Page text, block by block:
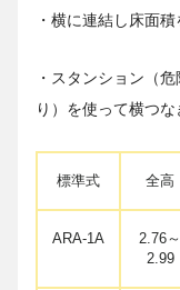
・横に連結し床面
・スタンション（
り）を使って横つな
標準式 全高
ARA-1A
2.76～
2.99